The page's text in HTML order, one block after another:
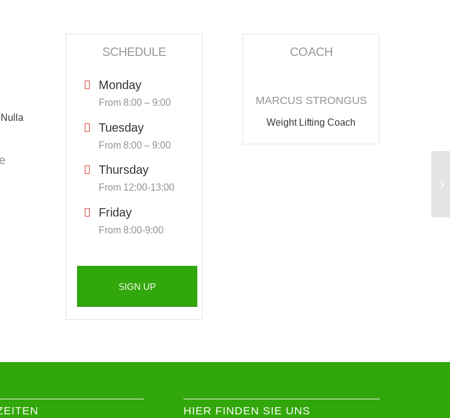
SCHEDULE
Monday
From 8:00 – 9:00
Tuesday
From 8:00 – 9:00
Thursday
From 12:00-13:00
Friday
From 8:00-9:00
SIGN UP
COACH
MARCUS STRONGUS
Weight Lifting Coach
HIER FINDEN SIE UNS